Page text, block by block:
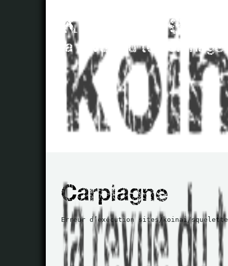
Erreur d’exécution sites/koinai/